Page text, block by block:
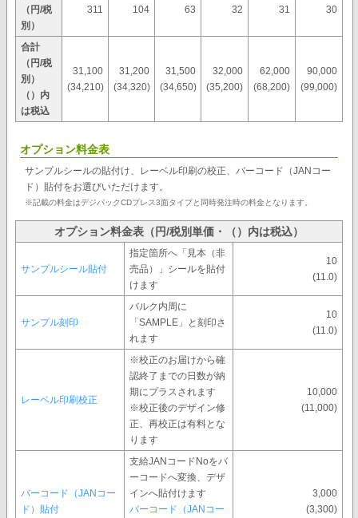
（円/税
別）
311 104 63 32 31 30
合計
（円/税
別）
（）内
は税込
31,100
(34,210)
31,200
(34,320)
31,500
(34,650)
32,000
(35,200)
62,000
(68,200)
90,000
(99,000)
オプション料金表
サンプルシールの貼付け、レーベル印刷の校正、バーコード（JANコー
ド）貼付をお選びいただけます。
※記載の料金はデジパックCDプレス3面タイプと同時発注時の料金となります。
オプション料金表（円/税別単価・（）内は税込）
サンプルシール貼付
指定箇所へ「見本（非
売品）」シールを貼付
けます
10
(11.0)
サンプル刻印
バルク内周に
「SAMPLE」と刻印さ
れます
10
(11.0)
レーベル印刷校正
※校正のお届けから確
認終了までの日数が納
期にプラスされます
※校正後のデザイン修
正、再校正は有料とな
ります
10,000
(11,000)
バーコード（JANコー
ド）貼付
支給JANコードNoをバ
ーコードへ変換、デザ
インへ貼付けます
バーコード（JANコー
3,000
(3,300)